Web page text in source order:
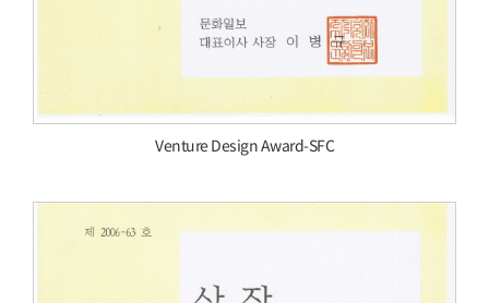
Venture Design Award-SFC